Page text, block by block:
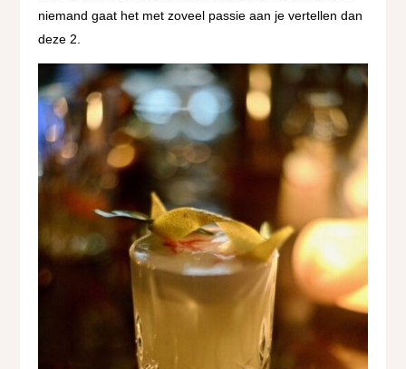
niemand gaat het met zoveel passie aan je vertellen dan
deze 2.